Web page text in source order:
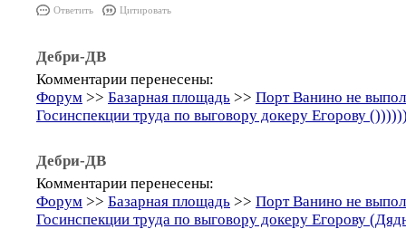
Ответить Цитировать
Дебри-ДВ
Комментарии перенесены:
Форум >> Базарная площадь >> Порт Ванино не
Госинспекции труда по выговору докеру Егорову
Дебри-ДВ
Комментарии перенесены:
Форум >> Базарная площадь >> Порт Ванино не
Госинспекции труда по выговору докеру Егорову